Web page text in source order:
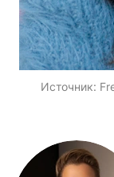
Источник: